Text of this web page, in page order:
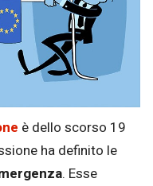
è dello scorso 19
ha definito le
. Esse